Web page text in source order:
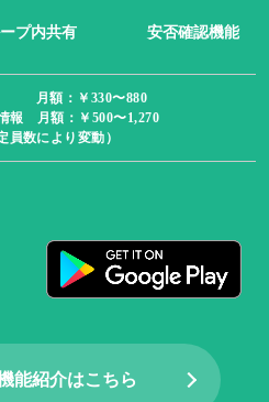
プ内共有 安否確認機能
月額：￥330〜880
報 月額：￥500〜1,270
員数により変動）
能紹介はこちら